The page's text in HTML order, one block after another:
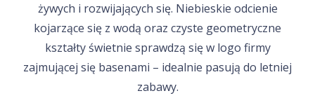
żywych i rozwijających się. Niebieskie odcienie
kojarzące się z wodą oraz czyste geometryczne
kształty świetnie sprawdzą się w logo firmy
zajmującej się basenami – idealnie pasują do letniej
zabawy.